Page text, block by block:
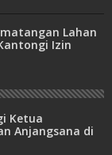
Lahan
Izin
Ketua
Anjangsana di